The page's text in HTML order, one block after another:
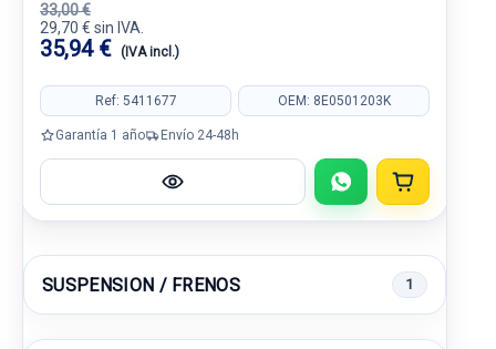
33,00 €
29,70 € sin IVA.
35,94 € (IVA incl.)
Ref: 5411677 OEM: 8E0501203K
Garantía 1 año Envío 24-48h
SUSPENSION / FRENOS 1